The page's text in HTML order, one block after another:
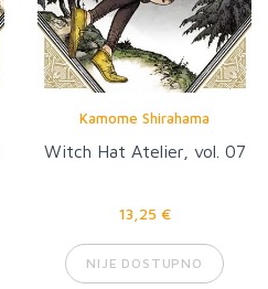
Kamome Shirahama
Witch Hat Atelier, vol. 07
13,25 €
NIJE DOSTUPNO